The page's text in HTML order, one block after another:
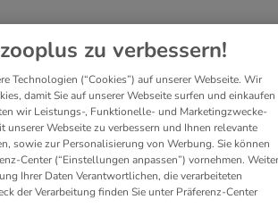
zu verbessern!
Technologien (“Cookies”) auf unserer Webseite. Wir
damit Sie auf unserer Webseite surfen und einkaufen
wir Leistungs-, Funktionelle- und Marketingzwecke-
unserer Webseite zu verbessern und Ihnen relevante
sowie zur Personalisierung von Werbung. Sie können
Center (“Einstellungen anpassen”) vornehmen.
Ihrer Daten Verantwortlichen, die verarbeiteten
der Verarbeitung finden Sie unter Präferenz-Center